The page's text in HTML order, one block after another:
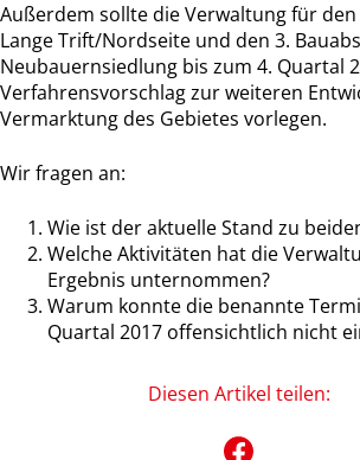
Außerdem sollte die Verwaltung für den
Lange Trift/Nordseite und den 3.
Neubauernsiedlung bis zum 4. Quartal
Verfahrensvorschlag zur weiteren
Vermarktung des Gebietes vorlegen.
Wir fragen an:
Wie ist der aktuelle Stand zu
Welche Aktivitäten hat die
Ergebnis unternommen?
Warum konnte die benannte
Quartal 2017 offensichtlich nicht
Diesen Artikel teilen: